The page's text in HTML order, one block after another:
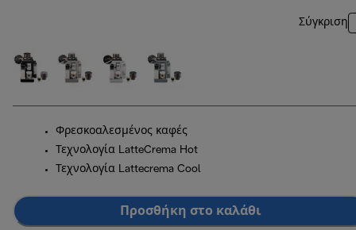
Σύγκριση
Φρεσκοαλεσμένος καφές
Τεχνολογία LatteCrema Hot
Τεχνολογία Lattecrema Cool
Προσθήκη στο καλάθι